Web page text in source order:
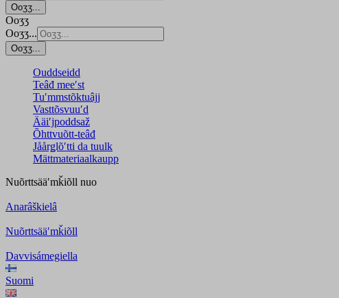
Ooʒʒ...
Ooʒʒ
Ooʒʒ...
Ooʒʒ...
Ouddseidd
Teâđ meeʹst
Tuʹmmstõktuâjj
Vasttõsvuuʹd
Ääiʹjpoddsaž
Õhttvuõtt-teâđ
Jåårǥlõʹtti da tuulk
Mättmateriaalkaupp
Nuõrttsääʹmǩiõll nuo
Anarâškielâ
Nuõrttsääʹmǩiõll
Davvisámegiella
Suomi